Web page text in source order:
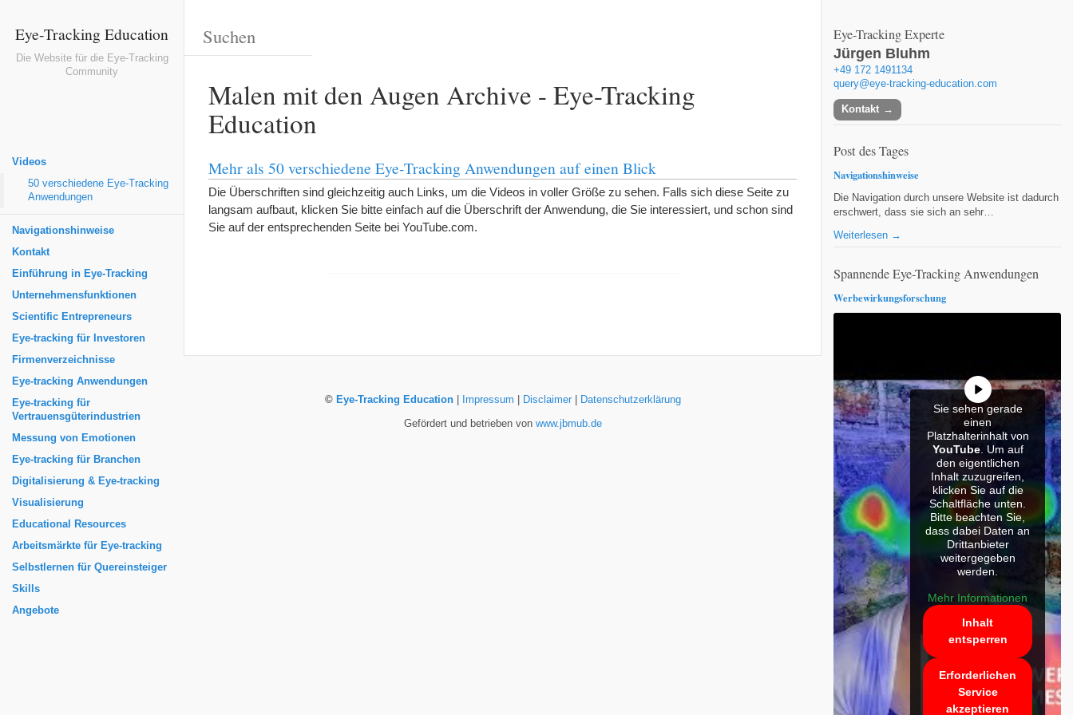
Eye-Tracking Education
Die Website für die Eye-Tracking
Community
Videos
50 verschiedene Eye-Tracking
Anwendungen
Navigationshinweise
Kontakt
Einführung in Eye-Tracking
Unternehmensfunktionen
Scientific Entrepreneurs
Eye-tracking für Investoren
Firmenverzeichnisse
Eye-tracking Anwendungen
Eye-tracking für
Vertrauensgüterindustrien
Messung von Emotionen
Eye-tracking für Branchen
Digitalisierung & Eye-tracking
Visualisierung
Educational Resources
Arbeitsmärkte für Eye-tracking
Selbstlernen für Quereinsteiger
Skills
Angebote
Malen mit den Augen Archive - Eye-Tracking
Education
Mehr als 50 verschiedene Eye-Tracking Anwendungen auf einen Blick
Die Überschriften sind gleichzeitig auch Links, um die Videos in voller Größe zu sehen. Falls sich diese Seite zu
langsam aufbaut, klicken Sie bitte einfach auf die Überschrift der Anwendung, die Sie interessiert, und schon sind
Sie auf der entsprechenden Seite bei YouTube.com.
Eye-Tracking Experte
Jürgen Bluhm
+49 172 1491134
query@eye-tracking-education.com
Kontakt
Post des Tages
Navigationshinweise
Die Navigation durch unsere Website ist dadurch
erschwert, dass sie sich an sehr…
Weiterlesen →
Spannende Eye-Tracking Anwendungen
Werbewirkungsforschung
Sie sehen gerade
einen
Platzhalterinhalt von
YouTube. Um auf
den eigentlichen
Inhalt zuzugreifen,
klicken Sie auf die
Schaltfläche unten.
Bitte beachten Sie,
dass dabei Daten an
Drittanbieter
weitergegeben
werden.
Mehr Informationen
Inhalt
entsperren
Erforderlichen
Service
akzeptieren
© Eye-Tracking Education| Impressum Disclaimer| Datenschutzerklärung
Gefördert und betrieben von www.jbmub.de